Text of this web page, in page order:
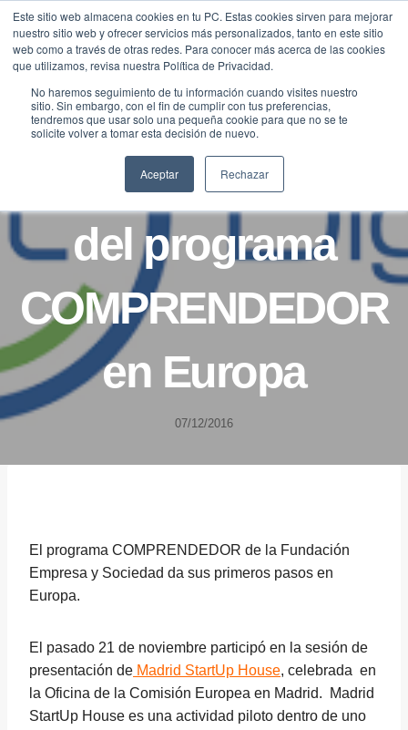
Este sitio web almacena cookies en tu PC. Estas cookies sirven para mejorar
nuestro sitio web y ofrecer servicios más personalizados, tanto en este sitio
web como a través de otras redes. Para conocer más acerca de las cookies
que utilizamos, revisa nuestra Política de Privacidad.
No haremos seguimiento de tu información cuando visites nuestro
sitio. Sin embargo, con el fin de cumplir con tus preferencias,
tendremos que usar solo una pequeña cookie para que no se te
solicite volver a tomar esta decisión de nuevo.
Aceptar Rechazar
Saltar
contenido
NOTICIAS
Primeros pasos
del programa
COMPRENDEDOR
en Europa
07/12/2016
El programa COMPRENDEDOR de la Fundación
Empresa y Sociedad da sus primeros pasos en
Europa.
El pasado 21 de noviembre participó en la sesión de
presentación de Madrid StartUp House, celebrada en
la Oficina de la Comisión Europea en Madrid. Madrid
StartUp House es una actividad piloto dentro de uno
Traducir »